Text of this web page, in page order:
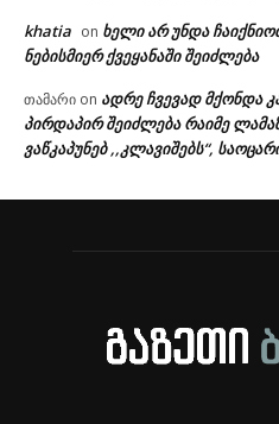
khatia on ხელი არ უნდა
ნებისმიერ ქვეყანაში შეიძლება
თამარი on ადრე ჩვევად მქონდა
პირდაპირ შეიძლება რაიმე
ვაწკაპუნებ ,,კლავიშებს“,